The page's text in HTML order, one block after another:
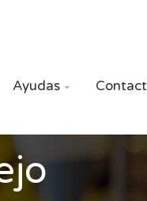
Ayudas 